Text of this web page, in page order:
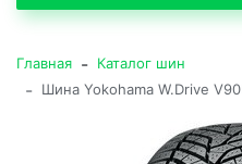
Главная - Каталог шин
- Шина Yokohama W.Drive